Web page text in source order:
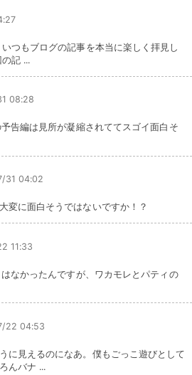
つもブログの記事を本当に楽しく拝見し
記 ...
08:28
告編は見所が凝縮されててスゴイ面白そ
31 04:02
変に面白そうではないですか！？
11:33
なかったんですが、ワカモレとパティの
22 04:53
に見えるのになあ。僕もごっこ遊びとして
んバナ ...